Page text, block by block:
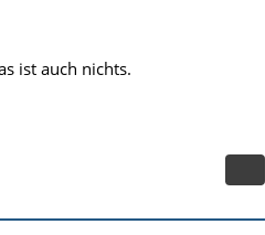
ist auch nichts.